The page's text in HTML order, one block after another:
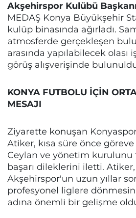
Akşehirspor Kulübü
MEDAŞ Konya Büyükşehir
kulüp binasında ağırladı.
atmosferde gerçekleşen
arasında yapılabilecek
görüş alışverişinde
KONYA FUTBOLU İÇİN
MESAJI
Ziyarette konuşan
Atiker, kısa süre önce
Ceylan ve yönetim kurulunu
başarı dileklerini iletti. Atiker,
Akşehirspor'un uzun yıllar
profesyonel liglere
adına önemli bir gelişme